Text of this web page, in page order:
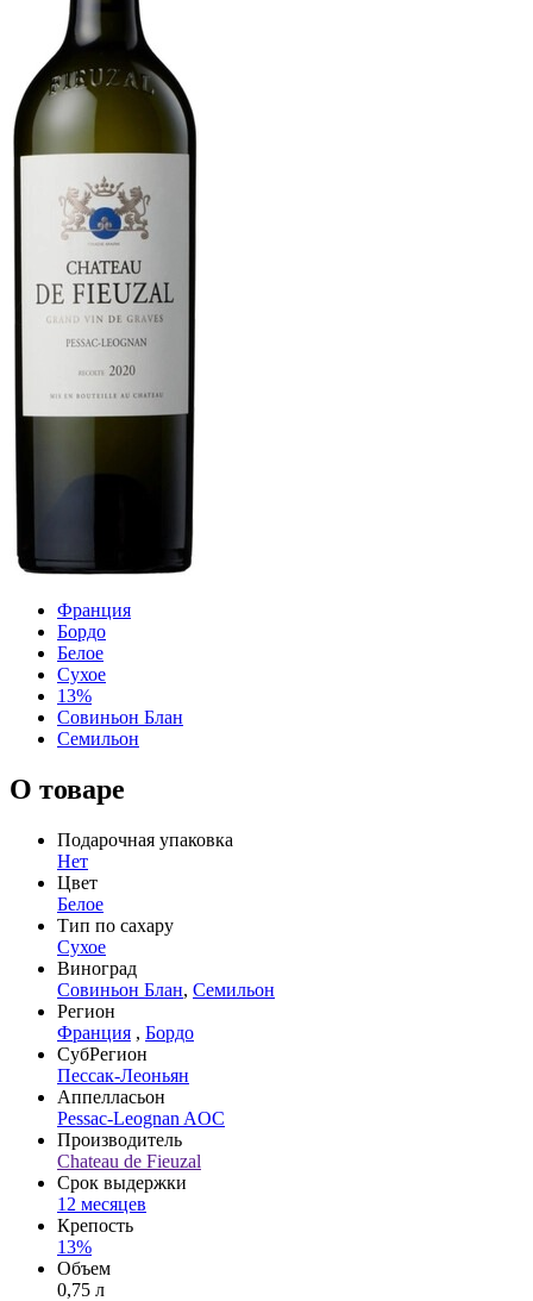
Франция
Бордо
Белое
Сухое
13%
Совиньон Блан
Семильон
О товаре
Подарочная упаковка
Нет
Цвет
Белое
Тип по сахару
Сухое
Виноград
Совиньон Блан, Семильон
Регион
Франция , Бордо
СубРегион
Пессак-Леоньян
Аппелласьон
Pessac-Leognan AOC
Производитель
Chateau de Fieuzal
Срок выдержки
12 месяцев
Крепость
13%
Объем
0,75 л